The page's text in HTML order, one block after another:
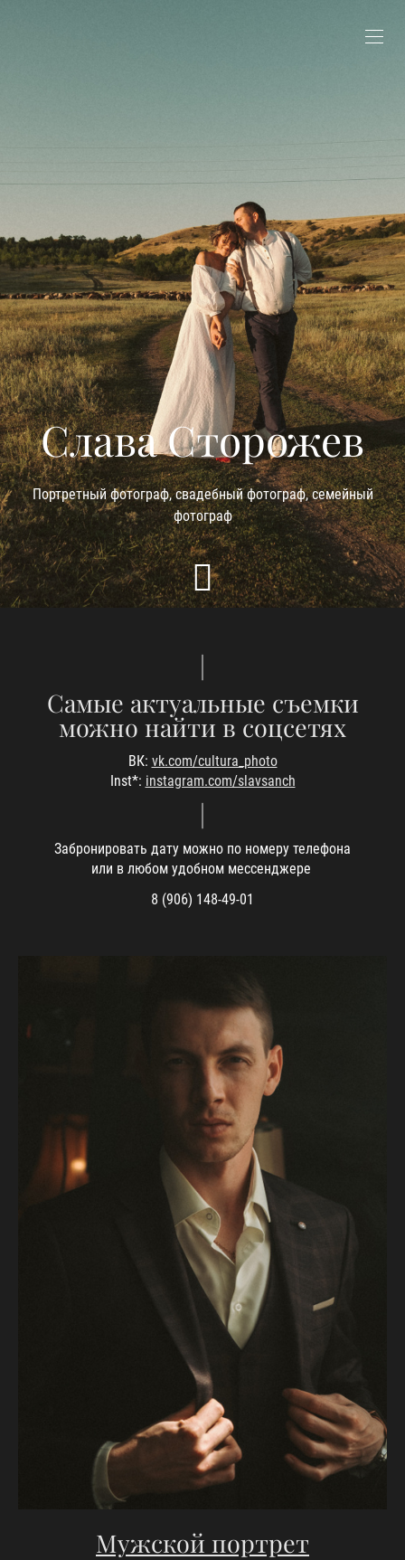
Слава Сторожев
Портретный фотограф, свадебный фотограф, семейный
фотограф
|
Самые актуальные съемки
можно найти в соцсетях
ВК: vk.com/cultura_photo
Inst*: instagram.com/slavsanch
|
Забронировать дату можно по номеру телефона
или в любом удобном мессенджере
8 (906) 148-49-01
Мужской портрет